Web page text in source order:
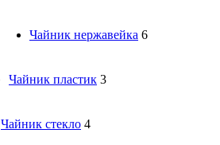
Чайник нержавейка 6
Чайник пластик 3
Чайник стекло 4